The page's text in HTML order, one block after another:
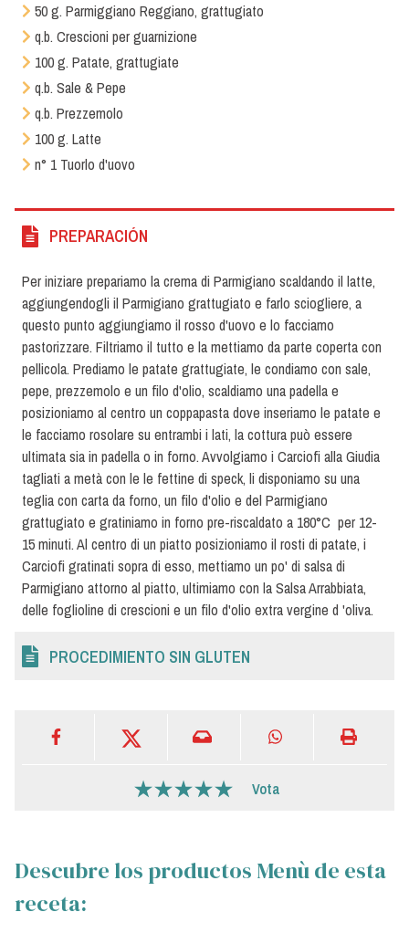
50 g. Parmiggiano Reggiano, grattugiato
q.b. Crescioni per guarnizione
100 g. Patate, grattugiate
q.b. Sale & Pepe
q.b. Prezzemolo
100 g. Latte
n° 1 Tuorlo d'uovo
PREPARACIÓN
Per iniziare prepariamo la crema di Parmigiano scaldando il latte,
aggiungendogli il Parmigiano grattugiato e farlo sciogliere, a
questo punto aggiungiamo il rosso d'uovo e lo facciamo
pastorizzare. Filtriamo il tutto e la mettiamo da parte coperta con
pellicola. Prediamo le patate grattugiate, le condiamo con sale,
pepe, prezzemolo e un filo d'olio, scaldiamo una padella e
posizioniamo al centro un coppapasta dove inseriamo le patate e
le facciamo rosolare su entrambi i lati, la cottura può essere
ultimata sia in padella o in forno. Avvolgiamo i Carciofi alla Giudia
tagliati a metà con le le fettine di speck, li disponiamo su una
teglia con carta da forno, un filo d'olio e del Parmigiano
grattugiato e gratiniamo in forno pre-riscaldato a 180°C per 12-
15 minuti. Al centro di un piatto posizioniamo il rosti di patate, i
Carciofi gratinati sopra di esso, mettiamo un po' di salsa di
Parmigiano attorno al piatto, ultimiamo con la Salsa Arrabbiata,
delle foglioline di crescioni e un filo d'olio extra vergine d 'oliva.
PROCEDIMIENTO SIN GLUTEN
Vota
Descubre los productos Menù de esta
receta: